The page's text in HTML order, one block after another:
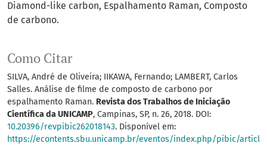
Diamond-like carbon Espalhamento Raman Composto
de carbono.
Como Citar
SILVA, André de Oliveira; IIKAWA, Fernando; LAMBERT, Carlos
Salles. Análise de filme de composto de carbono por
espalhamento Raman. Revista dos Trabalhos de Iniciação
Científica da UNICAMP, Campinas, SP, n. 26, 2018. DOI:
10.20396/revpibic262018143. Disponível em:
https://econtents.sbu.unicamp.br/eventos/index.php/pibic/articl